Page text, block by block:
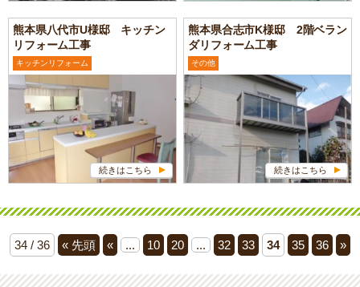
熊本県八代市U様邸 キッチン
リフォーム工事
キッチンリフォーム
続きはこちら
熊本県合志市K様邸 2階ベラン
ダリフォーム工事
その他
続きはこちら
34 / 36 « 先頭 « ... 10 20 ... 32 33 34 35 36 »